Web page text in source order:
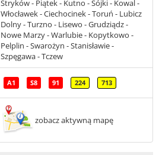
Stryków - Piątek - Kutno - Sójki - Kowal -
Włocławek - Ciechocinek - Toruń - Lubicz
Dolny - Turzno - Lisewo - Grudziądz -
Nowe Marzy - Warlubie - Kopytkowo -
Pelplin - Swarożyn - Stanisławie -
Szpęgawa - Tczew
A1 S8 91 224 713
zobacz aktywną mapę